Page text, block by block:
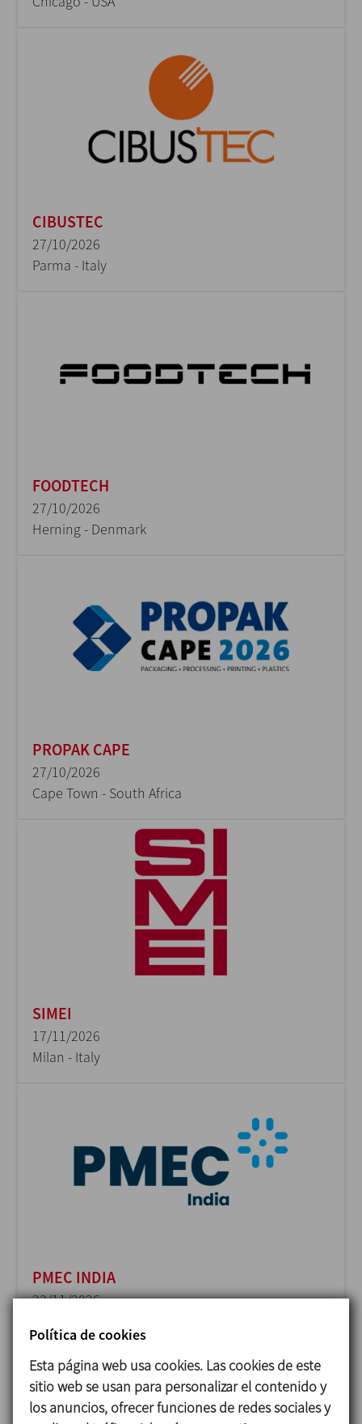
CIBUSTEC
27/10/2026
Parma - Italy
FOODTECH
27/10/2026
Herning - Denmark
PROPAK CAPE
27/10/2026
Cape Town - South Africa
SIMEI
17/11/2026
Milan - Italy
PMEC INDIA
23/11/2026
Política de cookies
Esta página web usa cookies. Las cookies de este
sitio web se usan para personalizar el contenido y
los anuncios, ofrecer funciones de redes sociales y